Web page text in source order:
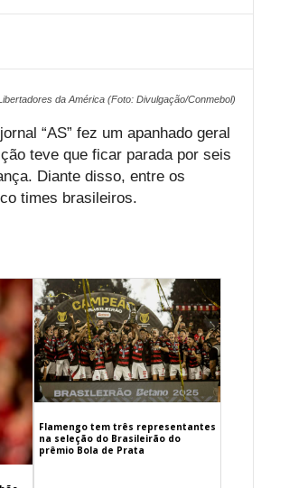
da América (Foto: Divulgação/Conmebol)
“AS” fez um apanhado geral
teve que ficar parada por seis
Diante disso, entre os
times brasileiros.
Flamengo tem três representantes
na seleção do Brasileirão do
prêmio Bola de Prata